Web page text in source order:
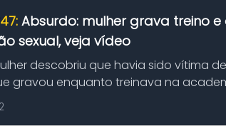
Absurdo: mulher grava treino
sexual, veja vídeo
descobriu que havia sido vítima
gravou enquanto treinava na